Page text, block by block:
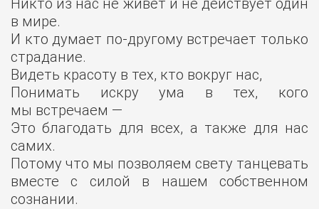
в мире.
И кто думает по-другому встречает только
страдание.
Видеть красоту в тех, кто вокруг нас,
Понимать искру ума в тех, кого
мы встречаем —
Это благодать для всех, а также для нас
самих.
Потому что мы позволяем свету танцевать
вместе с силой в нашем собственном
сознании.